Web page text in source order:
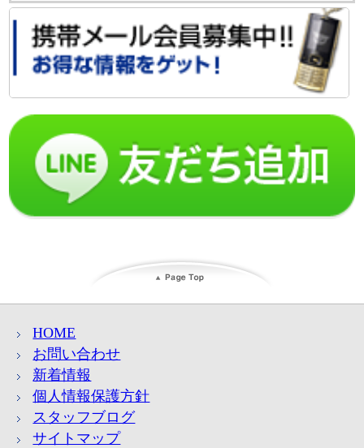
HOME
お問い合わせ
新着情報
個人情報保護方針
スタッフブログ
サイトマップ